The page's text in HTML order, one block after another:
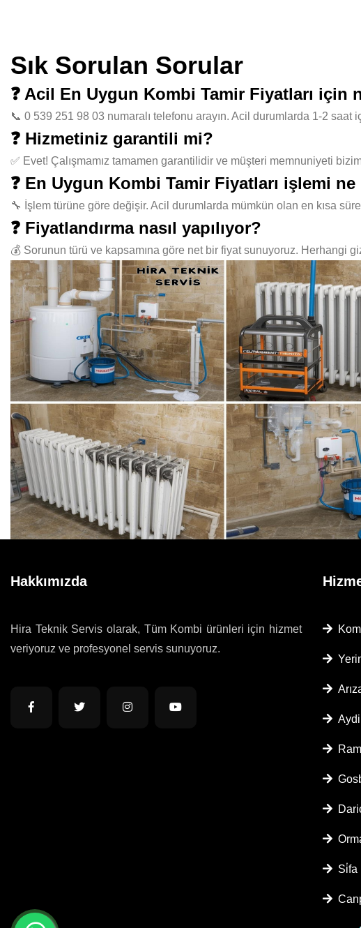
Sık Sorulan Sorular
❓ Acil En Uygun Kombi Tamir Fiyatları için
📞 0 539 251 98 03 numaralı telefonu arayın. Acil durumlarda 1-2 saat
❓ Hizmetiniz garantili mi?
✅ Evet! Çalışmamız tamamen garantilidir ve müşteri memnuniyeti
❓ En Uygun Kombi Tamir Fiyatları işlemi
🔧 İşlem türüne göre değişir. Acil durumlarda mümkün olan en kısa
❓ Fiyatlandırma nasıl yapılıyor?
💰 Sorunun türü ve kapsamına göre net bir fiyat sunuyoruz. Herhangi
Hakkımızda
Hira Teknik Servis olarak, Tüm Kombi ürünleri için hizmet
veriyoruz ve profesyonel servis sunuyoruz.
Si̇fa